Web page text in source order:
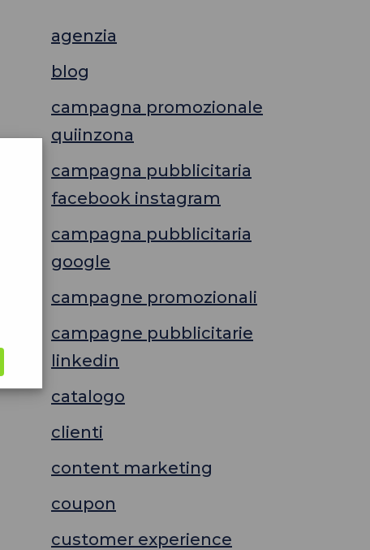
agenzia
blog
campagna promozionale
quiinzona
campagna pubblicitaria
facebook instagram
campagna pubblicitaria
google
campagne promozionali
campagne pubblicitarie
linkedin
catalogo
clienti
content marketing
coupon
customer experience